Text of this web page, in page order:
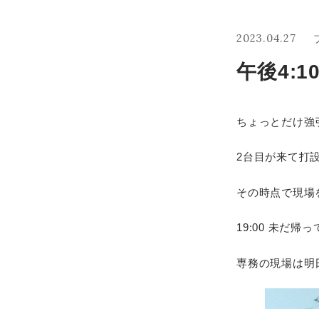
2023.04.27
午後
ちょっとだけ強
2台目が来て打
その時点で現場
19:00 未だ帰っ
専務の現場は明